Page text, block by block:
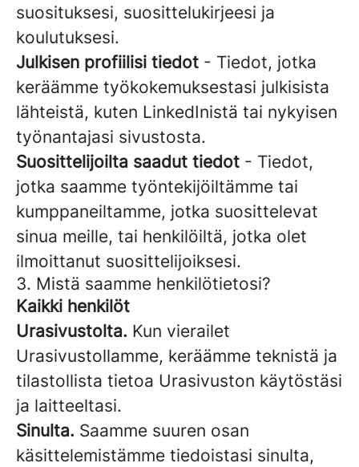
suosituksesi, suosittelukirjeesi ja
koulutuksesi.
Julkisen profiilisi tiedot - Tiedot, jotka
keräämme työkokemuksestasi julkisista
lähteistä, kuten LinkedInistä tai nykyisen
työnantajasi sivustosta.
Suosittelijoilta saadut tiedot - Tiedot,
jotka saamme työntekijöiltämme tai
kumppaneiltamme, jotka suosittelevat
sinua meille, tai henkilöiltä, jotka olet
ilmoittanut suosittelijoiksesi.
3. Mistä saamme henkilötietosi?
Kaikki henkilöt
Urasivustolta. Kun vierailet
Urasivustollamme, keräämme teknistä ja
tilastollista tietoa Urasivuston käytöstäsi
ja laitteeltasi.
Sinulta. Saamme suuren osan
käsittelemistämme tiedoistasi sinulta,